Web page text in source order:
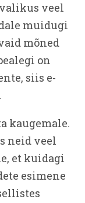
veel
muidugi
mõned
on
siis e-
kaugemale.
neid veel
et kuidagi
esimene